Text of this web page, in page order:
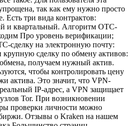
так как ему нужно просто
Есть три вида контрактов:
и квартальный. Алгоритм OTC-
Про уровень верификации;
сделку на электронную почту:
крупную сделку по обмену активов:
получаем нужный актив.
чтобы контролировать цену
актива. Это значит, что VPN-
IP-адрес, а VPN защищает
Tor. При возникновении
проверки личности можно
Отзывы о Kraken на нашем